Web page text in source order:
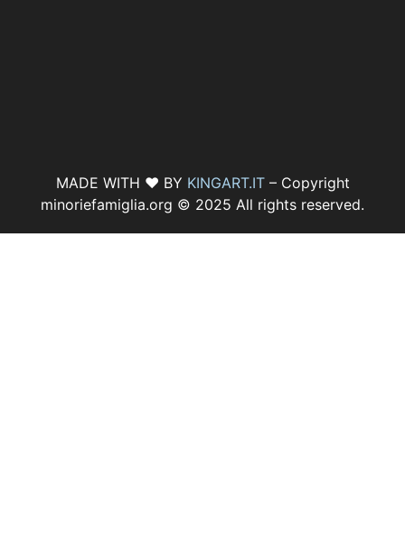
MADE WITH ♥ BY KINGART.IT– Copyright
minoriefamiglia.org © 2025 All rights reserved.